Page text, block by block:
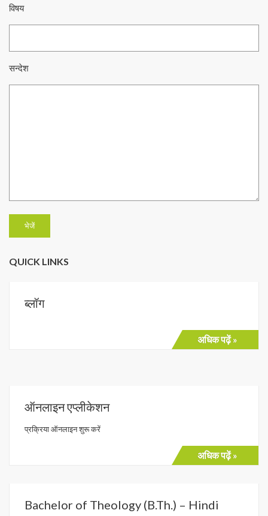
विषय
सन्देश
QUICK LINKS
ब्लॉग
अधिक पढ़ें »
ऑनलाइन एप्लीकेशन
प्रक्रिया ऑनलाइन शुरू करें
अधिक पढ़ें »
Bachelor of Theology (B.Th.) – Hindi